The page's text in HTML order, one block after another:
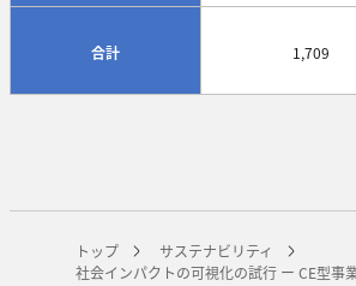
合計 1,709
トップ
サステナビリティ
社会インパクトの可視化の試行 ー CE型事